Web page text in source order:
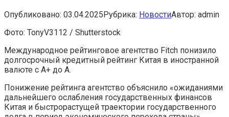
Опубликовано: 03.04.2025Рубрика: НовостиАвтор: admin
Фото: TonyV3112 / Shutterstock
Международное рейтинговое агентство Fitch понизило
долгосрочный кредитный рейтинг Китая в иностранной
валюте с A+ до A.
Понижение рейтинга агентство объяснило «ожиданиями
дальнейшего ослабления государственных финансов
Китая и быстрорастущей траектории государственного